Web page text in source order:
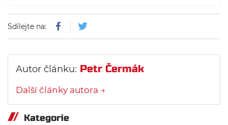
Sdílejte na:
Autor článku: Petr Čermák
Další články autora →
Kategorie